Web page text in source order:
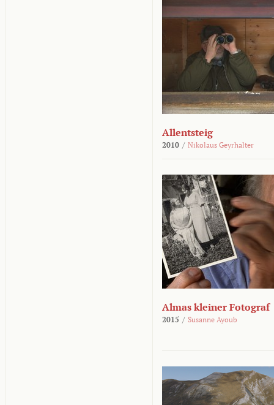
Allentsteig
2010 / Nikolaus Geyrhalter
Almas kleiner Fotograf
2015 / Susanne Ayoub